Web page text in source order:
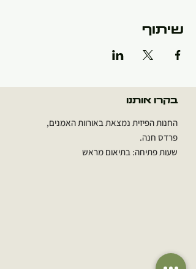
שיתוף
בקרו אותנו
החנות הפיזית נמצאת באורוות האמנים,
פרדס חנה.
שעות פתיחה: בתיאום מראש